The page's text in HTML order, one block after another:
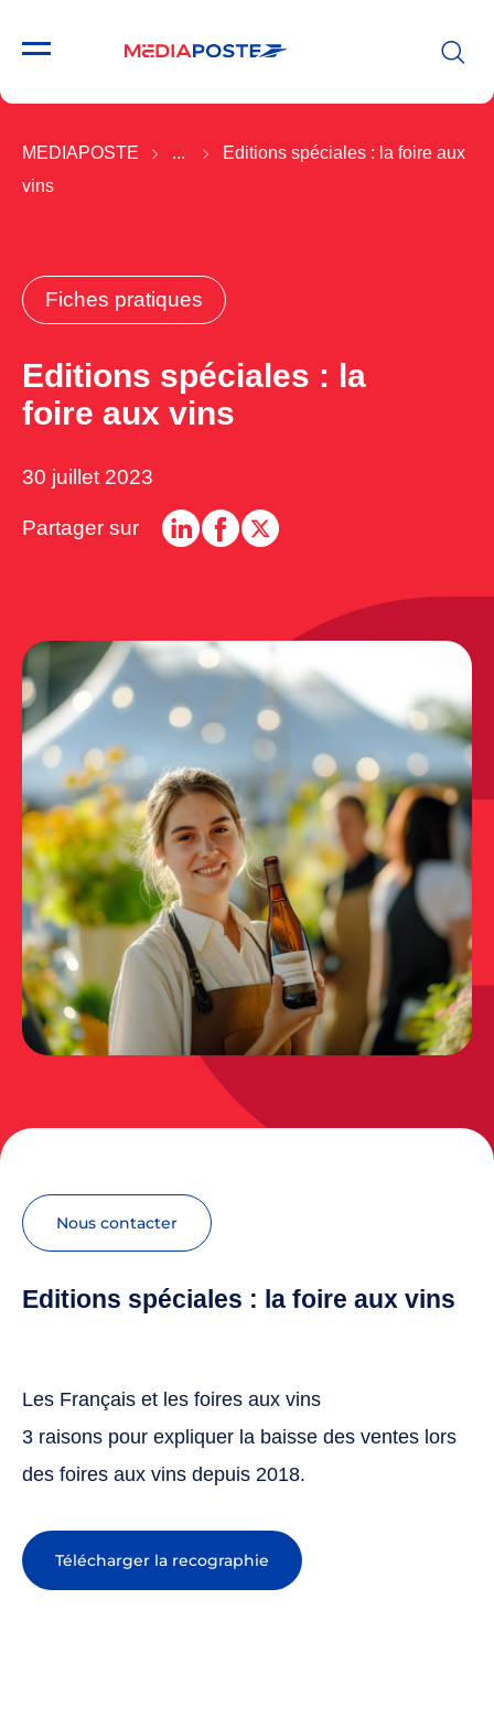
MEDIAPOSTE ...
Editions spéciales : la foire aux
vins
Fiches pratiques
Editions spéciales : la
foire aux vins
30 juillet 2023
Partager sur
nous contacter
Editions spéciales : la foire aux vins
Les Français et les foires aux vins
3 raisons pour expliquer la baisse des ventes lors
des foires aux vins depuis 2018.
Télécharger la recographie